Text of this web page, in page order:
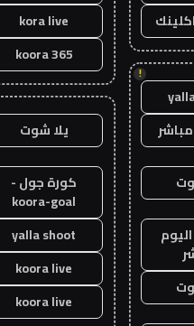
!
kora live
koora 365
يلا شوت
كورة جول -
koora-goal
yalla shoot
koora live
koora live